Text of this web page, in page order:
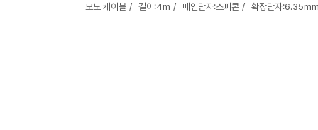
모노 케이블 길이:4m 메인단자:스피콘 확장단자